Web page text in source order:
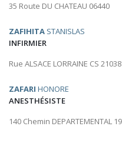
35 Route DU CHATEAU 06440
ZAFIHITA STANISLAS
INFIRMIER
Rue ALSACE LORRAINE CS
ZAFARI HONORE
ANESTHÉSISTE
140 Chemin DEPARTEMENTAL